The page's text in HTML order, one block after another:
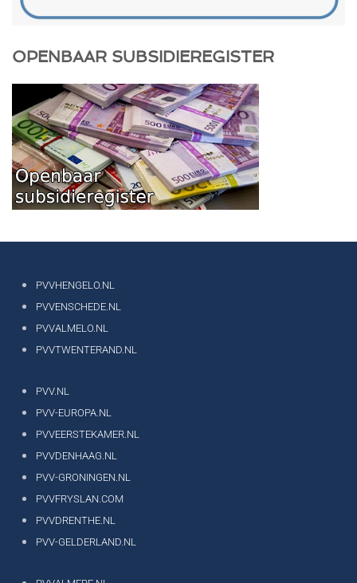
OPENBAAR SUBSIDIEREGISTER
PVVHENGELO.NL
PVVENSCHEDE.NL
PVVALMELO.NL
PVVTWENTERAND.NL
PVV.NL
PVV-EUROPA.NL
PVVEERSTEKAMER.NL
PVVDENHAAG.NL
PVV-GRONINGEN.NL
PVVFRYSLAN.COM
PVVDRENTHE.NL
PVV-GELDERLAND.NL